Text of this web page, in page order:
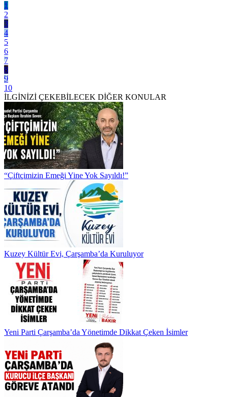
1
2
3
4
5
6
7
8
9
10
İLGİNİZİ ÇEKEBİLECEK DİĞER KONULAR
“Çiftçimizin Emeği Yine Yok Sayıldı!”
Kuzey Kültür Evi, Çarşamba’da Kuruluyor
Yeni Parti Çarşamba’da Yönetimde Dikkat Çeken İsimler